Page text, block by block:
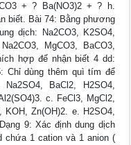
+ ? Ba(NO3)2 + ? h.
biết. Bài 74: Bằng phương
dịch: Na2CO3, K2SO4,
MgCO3, BaCO3,
hợp để nhận biết 4 dd:
Chỉ dùng thêm quì tím để
BaCl2, H2SO4,
c. FeCl3, MgCl2,
KOH, Zn(OH)2. e. H2SO4,
9: Xác định dung dịch
chứa 1 cation và 1 anion (